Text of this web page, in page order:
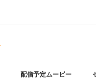
配信予定ムービー